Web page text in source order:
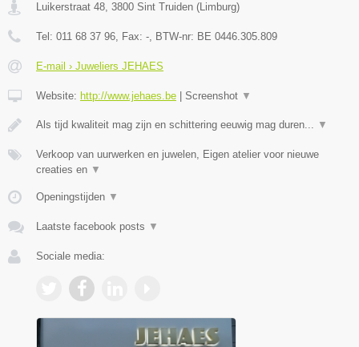
Luikerstraat 48, 3800 Sint Truiden (Limburg)
Tel: 011 68 37 96, Fax: -, BTW-nr: BE 0446.305.809
E-mail › Juweliers JEHAES
Website: http://www.jehaes.be Screenshot ▼
Als tijd kwaliteit mag zijn en schittering eeuwig mag duren... ▼
Verkoop van uurwerken en juwelen, Eigen atelier voor nieuwe
creaties en ▼
Openingstijden ▼
Laatste facebook posts ▼
Sociale media: